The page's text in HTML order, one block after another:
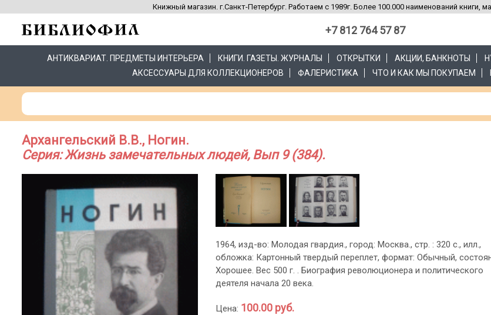
Книжный магазин. г.Санкт-Петербург. Работаем с 1989г. Более 100.000 наименований книги,
+7 812 764 57 87
АНТИКВАРИАТ. ПРЕДМЕТЫ ИНТЕРЬЕРА КНИГИ. ГАЗЕТЫ. ЖУРНАЛЫ ОТКРЫТКИ АКЦИИ, БАНКНОТЫ
АКСЕССУАРЫ ДЛЯ КОЛЛЕКЦИОНЕРОВ
ФАЛЕРИСТИКА ЧТО И КАК МЫ ПОКУПАЕМ
Архангельский В.В., Ногин.
Серия: Жизнь замечательных людей, Вып 9 (384).
1964, изд-во: Молодая гвардия., город: Москва., стр. : 320 с., илл.,
обложка: Картонный твердый переплет, формат: Обычный,
Хорошее. Вес 500 г. . Биография революционера и политического
деятеля начала 20 века.
Цена: 100.00 руб.